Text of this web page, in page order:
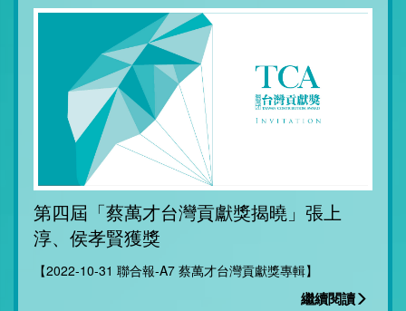
第四屆「蔡萬才台灣貢獻獎揭曉」張上
淳、侯孝賢獲獎
【2022-10-31 聯合報-A7 蔡萬才台灣貢獻獎專輯】
繼續閱讀